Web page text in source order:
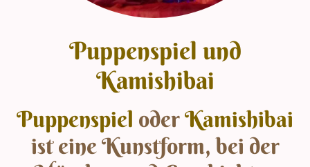
Puppenspiel und
Kamishibai
Puppenspiel oderKamishibai
ist eine Kunstform, bei der